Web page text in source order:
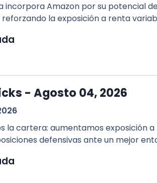
incorpora Amazon por su potencial de
reforzando la exposición a renta
- Agosto 04, 2026
la cartera: aumentamos exposición a
defensivas ante un mejor